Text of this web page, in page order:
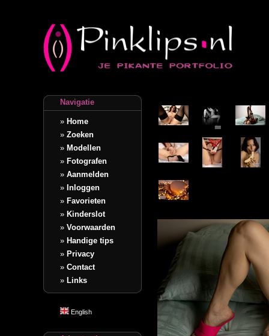
Navigatie
» Home
» Zoeken
» Modellen
» Fotografen
» Aanmelden
» Inloggen
» Favorieten
» Kinderslot
» Voorwaarden
» Handige tips
» Privacy
» Contact
» Links
English